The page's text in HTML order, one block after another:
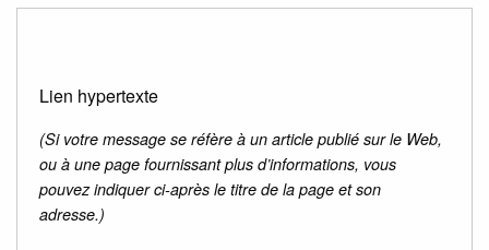
Lien hypertexte
(Si votre message se réfère à un article publié sur le Web,
ou à une page fournissant plus d’informations, vous
pouvez indiquer ci-après le titre de la page et son
adresse.)